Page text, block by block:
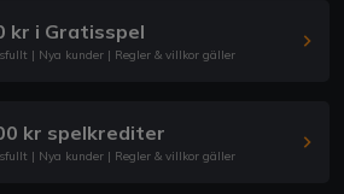
kr i Gratisspel
| Nya kunder | Regler & villkor gäller
kr spelkrediter
| Nya kunder | Regler & villkor gäller